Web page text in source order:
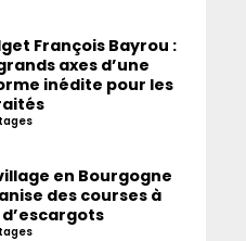
François Bayrou :
axes d’une
inédite pour les
en Bourgogne
des courses à
d’escargots